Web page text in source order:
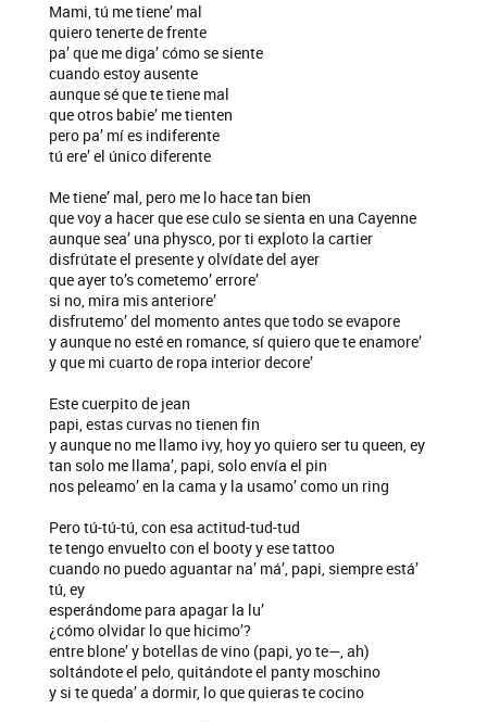
Mami, tú me tiene’ mal
quiero tenerte de frente
pa’ que me diga’ cómo se siente
cuando estoy ausente
aunque sé que te tiene mal
que otros babie’ me tienten
pero pa’ mí es indiferente
tú ere’ el único diferente
Me tiene’ mal, pero me lo hace tan bien
que voy a hacer que ese culo se sienta en una Cayenne
aunque sea’ una physco, por ti exploto la cartier
disfrútate el presente y olvídate del ayer
que ayer to’s cometemo’ errore’
si no, mira mis anteriore’
disfrutemo’ del momento antes que todo se evapore
y aunque no esté en romance, sí quiero que te enamore’
y que mi cuarto de ropa interior decore’
Este cuerpito de jean
papi, estas curvas no tienen fin
y aunque no me llamo ivy, hoy yo quiero ser tu queen, ey
tan solo me llama’, papi, solo envía el pin
nos peleamo’ en la cama y la usamo’ como un ring
Pero tú-tú-tú, con esa actitud-tud-tud
te tengo envuelto con el booty y ese tattoo
cuando no puedo aguantar na’ má’, papi, siempre está’
tú, ey
esperándome para apagar la lu’
¿cómo olvidar lo que hicimo’?
entre blone’ y botellas de vino (papi, yo te—, ah)
soltándote el pelo, quitándote el panty moschino
y si te queda’ a dormir, lo que quieras te cocino